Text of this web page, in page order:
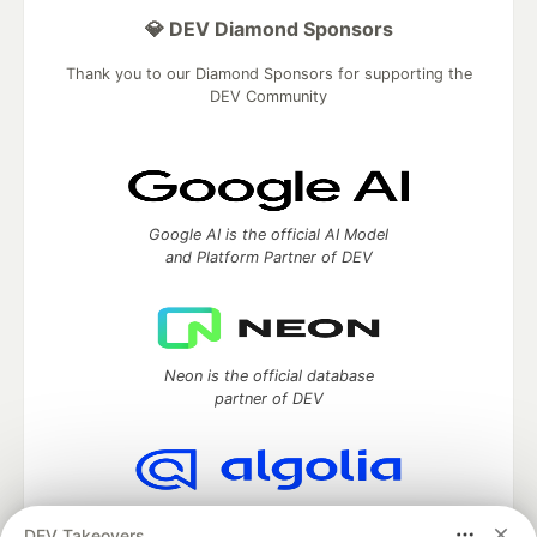
💎 DEV Diamond Sponsors
Thank you to our Diamond Sponsors for supporting the
DEV Community
Google AI is the official AI Model
and Platform Partner of DEV
Neon is the official database
partner of DEV